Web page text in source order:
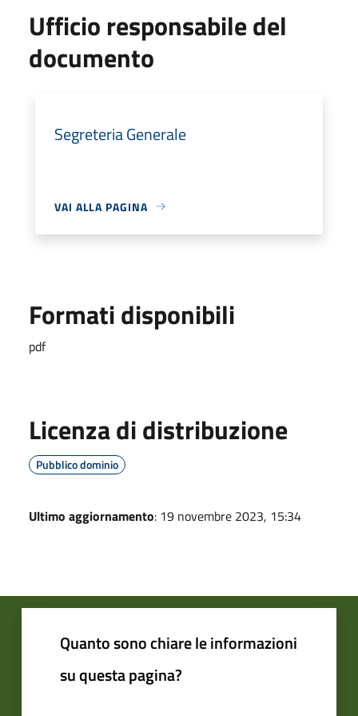
Ufficio responsabile del
documento
Segreteria Generale
VAI ALLA PAGINA
Formati disponibili
pdf
Licenza di distribuzione
Pubblico dominio
Ultimo aggiornamento: 19 novembre 2023, 15:34
Quanto sono chiare le informazioni
su questa pagina?